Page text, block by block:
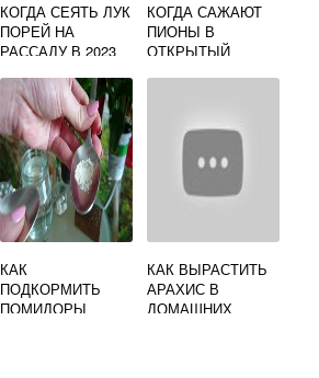
КОГДА СЕЯТЬ ЛУК
ПОРЕЙ НА
РАССАДУ В 2023
КОГДА САЖАЮТ
ПИОНЫ В
ОТКРЫТЫЙ
КАК
ПОДКОРМИТЬ
ПОМИДОРЫ
КАК ВЫРАСТИТЬ
АРАХИС В
ДОМАШНИХ